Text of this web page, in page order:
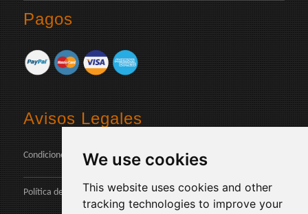
We use cookies
This website uses cookies and other
tracking technologies to improve your
Pagos
Avisos Legales
Condiciones
Política de Privacidad